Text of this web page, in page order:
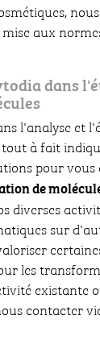
aux
dans
l'analyse et
à fait
pour vous
de
diverses
sur
les
existante
contacter